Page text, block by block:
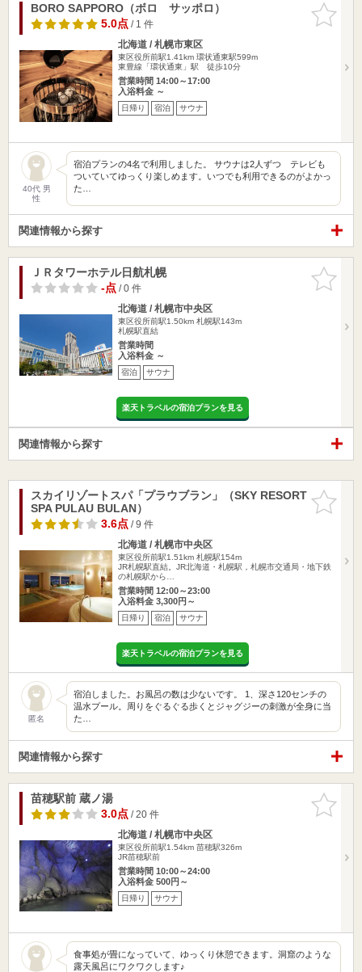
お気に入
りに追加
BORO SAPPORO（ボロ サッポロ）
5.0点/ 1 件
北海道 / 札幌市東区
東区役所前駅1.41km 環状通東駅599m
東豊線「環状通東」駅 徒歩10分
営業時間 14:00～17:00
入浴料金 ～
日帰り 宿泊 サウナ
40代 男
性
宿泊プランの4名で利用しました。 サウナは2人ずつ テレビも
ついていてゆっくり楽しめます。いつでも利用できるのがよかっ
た…
関連情報から探す
お気に入
りに追加
ＪＲタワーホテル日航札幌
-点/ 0 件
北海道 / 札幌市中央区
東区役所前駅1.50km 札幌駅143m
札幌駅直結
営業時間
入浴料金 ～
宿泊 サウナ
楽天トラベルの宿泊プランを見る
関連情報から探す
お気に入
りに追加
スカイリゾートスパ「プラウブラン」（SKY RESORT
SPA PULAU BULAN）
3.6点/ 9 件
北海道 / 札幌市中央区
東区役所前駅1.51km 札幌駅154m
JR札幌駅直結。JR北海道・札幌駅，札幌市交通局・地下鉄
の札幌駅から…
営業時間 12:00～23:00
入浴料金 3,300円～
日帰り 宿泊 サウナ
楽天トラベルの宿泊プランを見る
匿名
宿泊しました。お風呂の数は少ないです。 1、深さ120センチの
温水プール。周りをぐるぐる歩くとジャグジーの刺激が全身に当
た…
関連情報から探す
お気に入
りに追加
苗穂駅前 蔵ノ湯
3.0点/ 20 件
北海道 / 札幌市中央区
東区役所前駅1.54km 苗穂駅326m
JR苗穂駅前
営業時間 10:00～24:00
入浴料金 500円～
日帰り サウナ
食事処が畳になっていて、ゆっくり休憩できます。洞窟のような
露天風呂にワクワクします♪